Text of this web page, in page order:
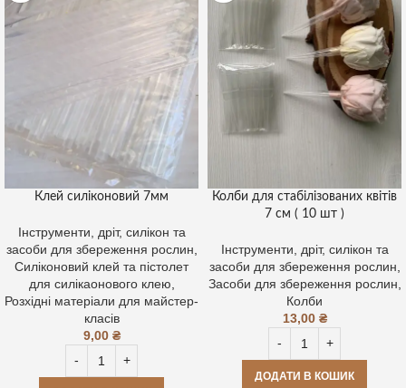
Клей силіконовий 7мм
Інструменти, дріт, силікон та
засоби для збереження рослин
Силіконовий клей та пістолет
для силікаонового клею
Розхідні матеріали для майстер-
класів
9,00 ₴
Колби для стабілізованих квітів
7 см ( 10 шт )
Інструменти, дріт, силікон та
засоби для збереження рослин
Засоби для збереження рослин
Колби
13,00 ₴
ДОДАТИ В КОШИК